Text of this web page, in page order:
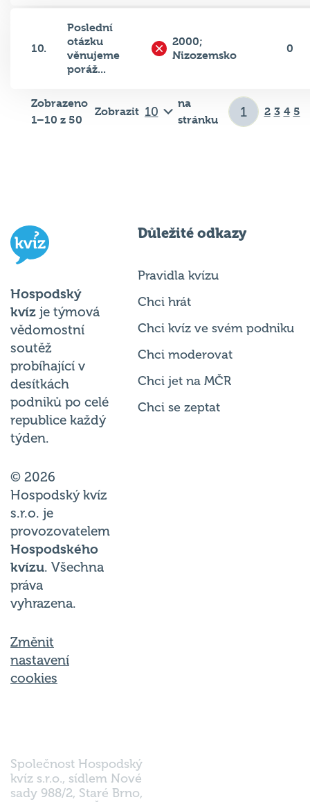
10.
Poslední
otázku
věnujeme
poráž...
2000;
Nizozemsko
0
Zobrazeno
1–10 z 50
Zobrazit
na
stránku
2 3 4 5
Hospodský
kvíz je týmová
vědomostní
soutěž
probíhající v
desítkách
podniků po celé
republice každý
týden.
© 2026
Hospodský kvíz
s.r.o. je
provozovatelem
Hospodského
kvízu. Všechna
práva
vyhrazena.
Změnit
nastavení
cookies
Důležité odkazy
Pravidla kvízu
Chci hrát
Chci kvíz ve svém podniku
Chci moderovat
Chci jet na MČR
Chci se zeptat
Společnost Hospodský
kvíz s.r.o., sídlem Nové
sady 988/2, Staré Brno,